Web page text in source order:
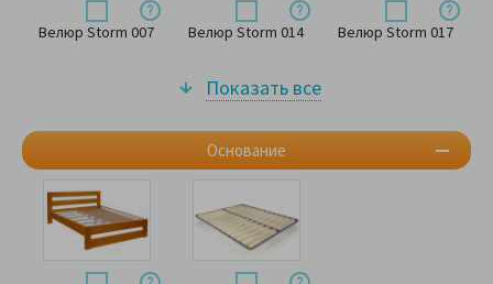
Основание
Велюр Storm 007 Велюр Storm 014 Велюр Storm 017
Показать все